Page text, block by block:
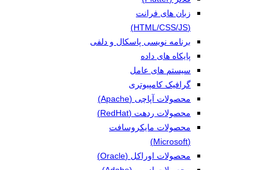
زبان های فرانت
(HTML/CSS/JS)
برنامه نویسی پاسکال و دلفی
پایکاه های داده
سیستم های عامل
گرافیک کامپیوتری
محصولات آپاچی (Apache)
محصولات ردهت (RedHat)
محصولات مایکروسافت
(Microsoft)
محصولات اوراکل (Oracle)